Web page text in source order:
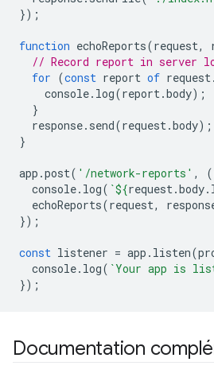
});
function echoReports(request,
// Record report in server
for (const report of request.
console. log(report.body);
}
response. send(request.body);
}
app .post( '/network-reports' , (
console. log( `${request.body.
echoReports(request,
});
const listener = app . listen(
console. log( `Your app is
});
Documentation